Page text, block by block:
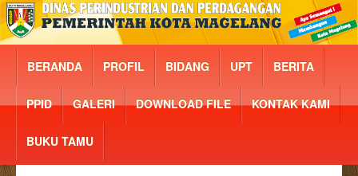
BERANDA PROFIL BIDANG UPT BERITA
PPID GALERI DOWNLOAD FILE KONTAK KAMI
BUKU TAMU